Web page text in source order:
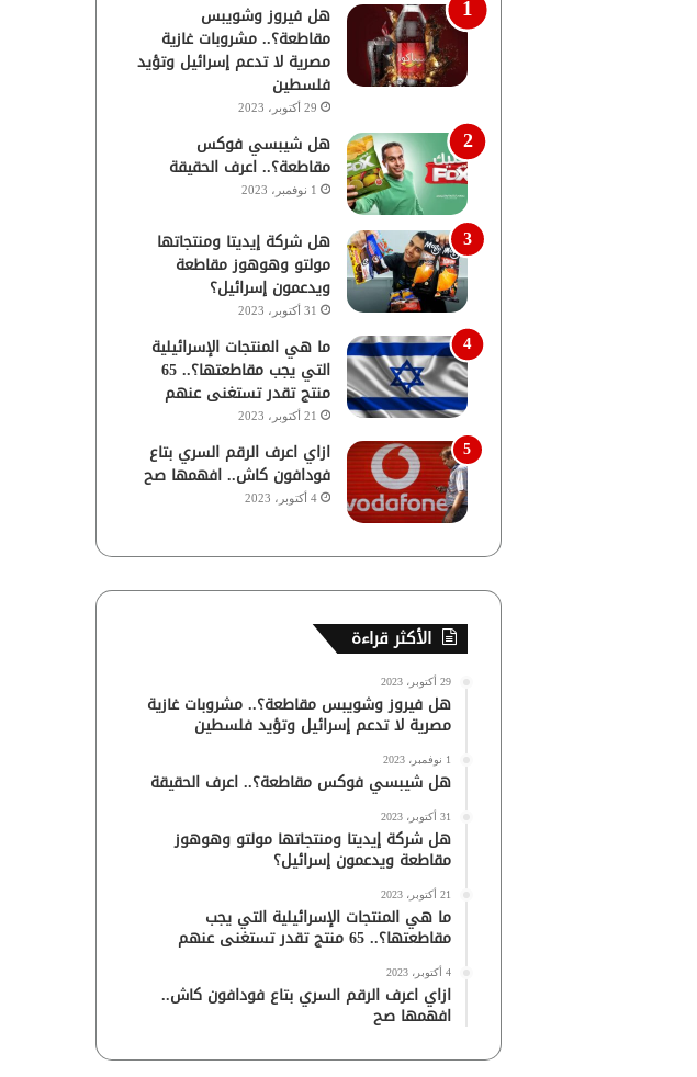
هل فيروز وشويبس
مقاطعة؟.. مشروبات غازية
مصرية لا تدعم إسرائيل وتؤيد
فلسطين
29 أكتوبر، 2023
هل شيبسي فوكس
مقاطعة؟.. اعرف الحقيقة
1 نوفمبر، 2023
هل شركة إيديتا ومنتجاتها
مولتو وهوهوز مقاطعة
ويدعمون إسرائيل؟
31 أكتوبر، 2023
ما هي المنتجات الإسرائيلية
التي يجب مقاطعتها؟.. 65
منتج تقدر تستغنى عنهم
21 أكتوبر، 2023
ازاي اعرف الرقم السري بتاع
فودافون كاش.. افهمها صح
4 أكتوبر، 2023
الأكثر قراءة
29 أكتوبر، 2023
هل فيروز وشويبس مقاطعة؟.. مشروبات غازية
مصرية لا تدعم إسرائيل وتؤيد فلسطين
1 نوفمبر، 2023
هل شيبسي فوكس مقاطعة؟.. اعرف الحقيقة
31 أكتوبر، 2023
هل شركة إيديتا ومنتجاتها مولتو وهوهوز
مقاطعة ويدعمون إسرائيل؟
21 أكتوبر، 2023
ما هي المنتجات الإسرائيلية التي يجب
مقاطعتها؟.. 65 منتج تقدر تستغنى عنهم
4 أكتوبر، 2023
ازاي اعرف الرقم السري بتاع فودافون كاش..
افهمها صح